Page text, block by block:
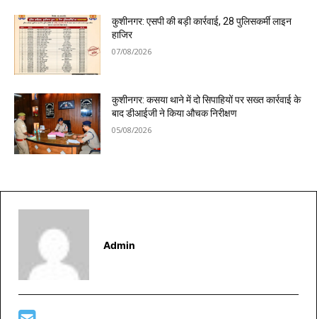
कुशीनगर: एसपी की बड़ी कार्रवाई, 28 पुलिसकर्मी लाइन
हाजिर
07/08/2026
कुशीनगर: कसया थाने में दो सिपाहियों पर सख्त कार्रवाई के
बाद डीआईजी ने किया औचक निरीक्षण
05/08/2026
Admin